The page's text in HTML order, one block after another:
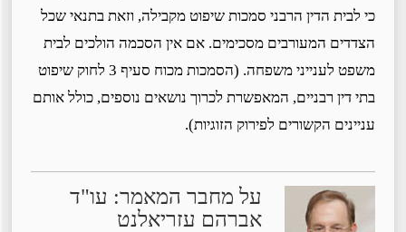
כי לבית הדין הרבני סמכות שיפוט מקבילה, וזאת בתנאי שכל
הצדדים המעורבים מסכימים. אם אין הסכמה הולכים לבית
משפט לענייני משפחה. (הסמכות מכוח סעיף 3 לחוק שיפוט
בתי דין רבניים, המאפשרת לכרוך נושאים נוספים, כולל אותם
עניינים הקשורים לפירוק הזוגיות).
על מחבר המאמר: עו"ד
אברהם עזריאלנט